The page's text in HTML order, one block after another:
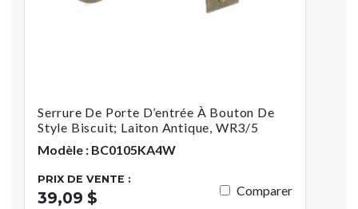
Serrure De Porte D’entrée À Bouton De
Style Biscuit; Laiton Antique, WR3/5
Modèle : BC0105KA4W
PRIX DE VENTE :
39,09 $ Comparer